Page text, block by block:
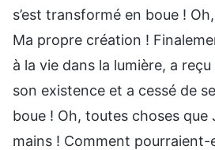
s’est transformé en boue !
Ma propre création !
à la vie dans la lumière, a
son existence et a cessé de
boue ! Oh, toutes choses que
mains ! Comment pourraient-